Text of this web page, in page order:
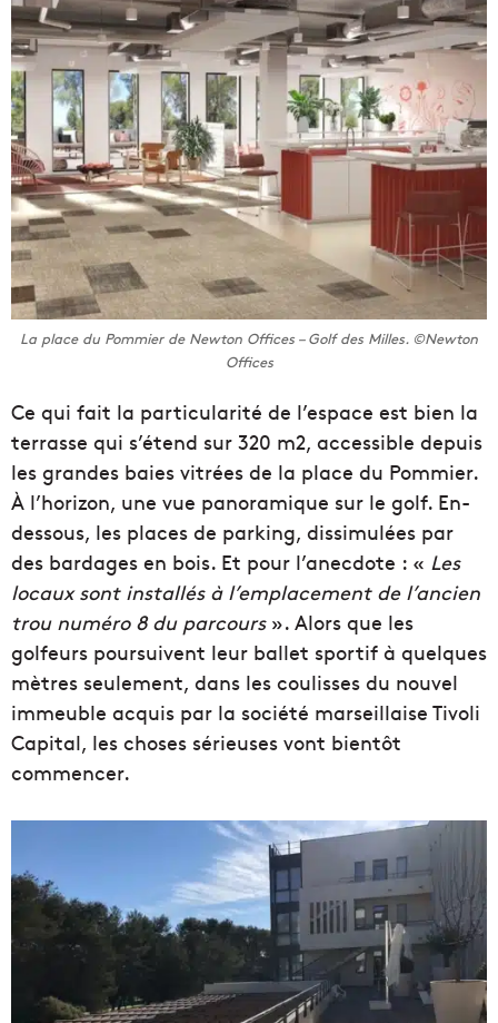
La place du Pommier de Newton Offices – Golf des Milles. ©Newton
Offices
Ce qui fait la particularité de l’espace est bien la
terrasse qui s’étend sur 320 m2, accessible depuis
les grandes baies vitrées de la place du Pommier.
À l’horizon, une vue panoramique sur le golf. En-
dessous, les places de parking, dissimulées par
des bardages en bois. Et pour l’anecdote : « Les
locaux sont installés à l’emplacement de l’ancien
trou numéro 8 du parcours». Alors que les
golfeurs poursuivent leur ballet sportif à quelques
mètres seulement, dans les coulisses du nouvel
immeuble acquis par la société marseillaise Tivoli
Capital, les choses sérieuses vont bientôt
commencer.